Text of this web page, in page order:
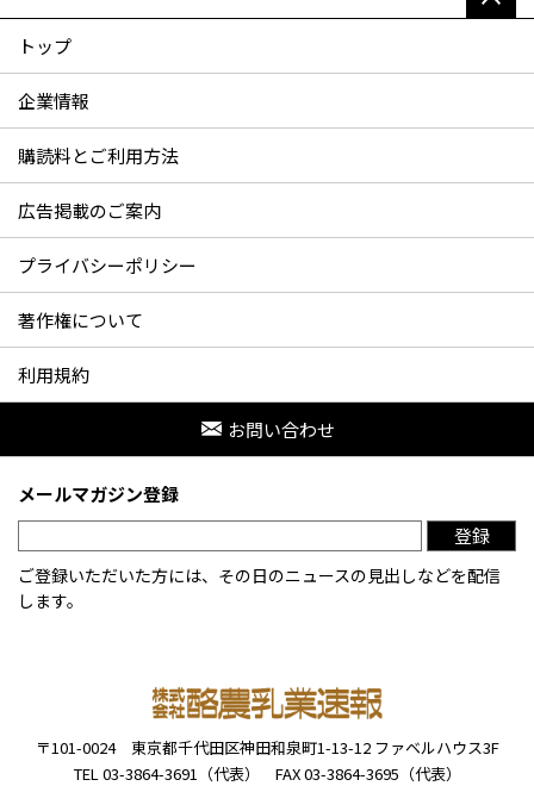
トップ
企業情報
購読料とご利用方法
広告掲載のご案内
プライバシーポリシー
著作権について
利用規約
お問い合わせ
〒101-0024 東京都千代田区神田和泉町1-13-12 ファベルハウス3F
TEL 03-3864-3691（代表）
FAX 03-3864-3695（代表）
メールマガジン登録
登録
ご登録いただいた方には、その日のニュースの見出しなどを配信
します。